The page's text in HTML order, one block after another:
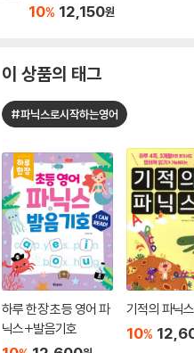
10% 12,150원
이 상품의 태그
#파닉스로시작하는영어
하루 한장 초등 영어 파
닉스+발음기호
기적의 파닉
10%